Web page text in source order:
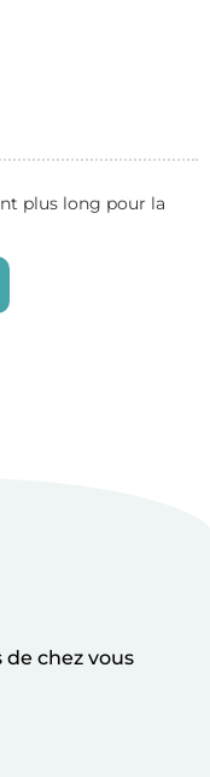
plus long pour la
chez vous